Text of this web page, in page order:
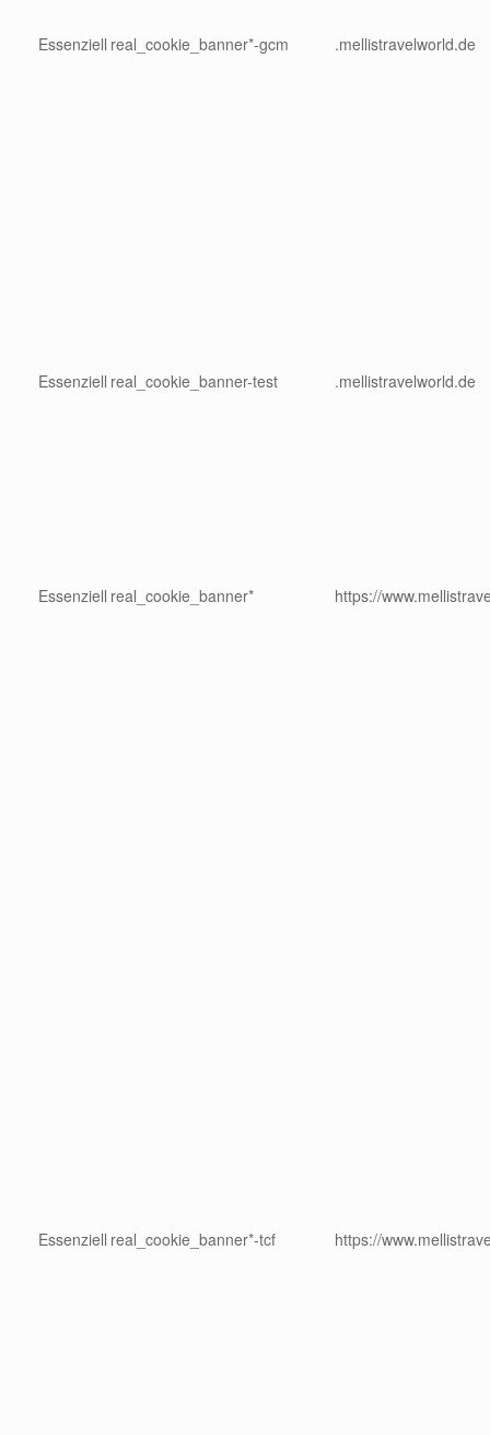
Essenziell real_cookie_banner*-gcm .mellistravelworld.de
Essenziell real_cookie_banner-test .mellistravelworld.de
Essenziell real_cookie_banner* https://
Essenziell real_cookie_banner*-tcf https://